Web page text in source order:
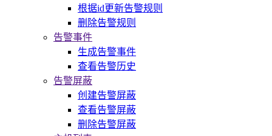
根据id更新告警规则
删除告警规则
告警事件
生成告警事件
查看告警历史
告警屏蔽
创建告警屏蔽
查看告警屏蔽
删除告警屏蔽